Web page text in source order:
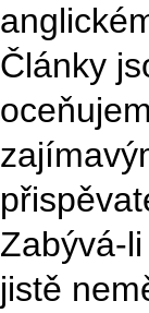
Články
Zabývá-
jistě